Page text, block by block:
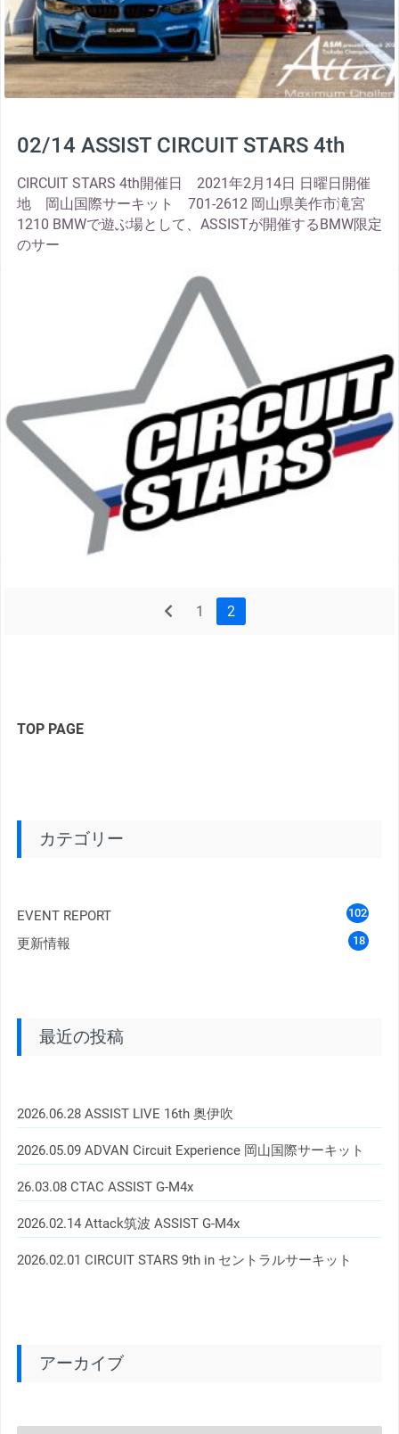
02/14 ASSIST CIRCUIT STARS 4th
CIRCUIT STARS 4th開催日 2021年2月14日 日曜日開催
地 岡山国際サーキット 701-2612 岡山県美作市滝宮
1210 BMWで遊ぶ場として、ASSISTが開催するBMW限定
のサー
prev1 2
TOP PAGE
カテゴリー
EVENT REPORT 102
更新情報 18
最近の投稿
2026.06.28 ASSIST LIVE 16th 奥伊吹
2026.05.09 ADVAN Circuit Experience 岡山国際サーキット
26.03.08 CTAC ASSIST G-M4x
2026.02.14 Attack筑波 ASSIST G-M4x
2026.02.01 CIRCUIT STARS 9th in セントラルサーキット
アーカイブ